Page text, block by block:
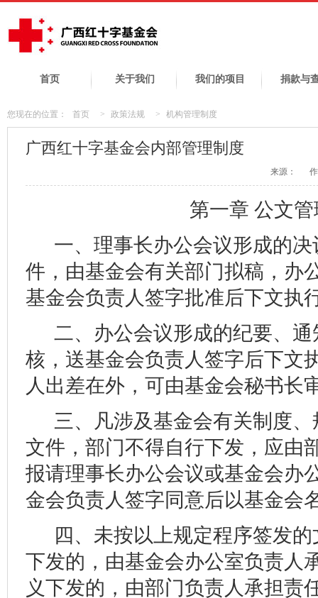
首页 关于我们 我们的项目 捐款与
您现在的位置： 首页 > 政策法规 > 机构管理制度
广西红十字基金会内部管理制度
来源：
第一章 公文管
一、理事长办公会议形成的
件，由基金会有关部门拟稿，办
基金会负责人签字批准后下文执
二、办公会议形成的纪要、
核，送基金会负责人签字后下文
人出差在外，可由基金会秘书长
三、凡涉及基金会有关制度
文件，部门不得自行下发，应由
报请理事长办公会议或基金会办
金会负责人签字同意后以基金会
四、未按以上规定程序签发
下发的，由基金会办公室负责人
义下发的，由部门负责人承担责